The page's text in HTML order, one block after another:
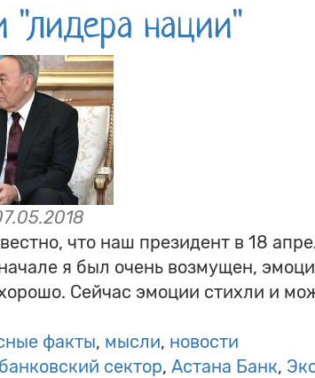
"лидера нации"
что наш президент в 18
я был очень возмущен,
Сейчас эмоции стихли и
факты мысли новости
банковский сектор Астана Банк